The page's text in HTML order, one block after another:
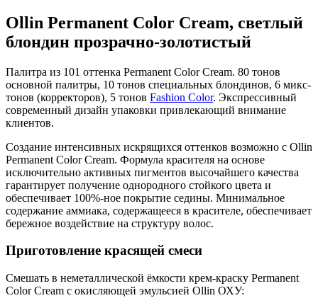
Ollin Permanent Color Cream, светлый
блондин прозрачно-золотистый
Палитра из 101 оттенка Permanent Color Cream. 80 тонов
основной палитры, 10 тонов специальных блондинов, 6 микс-
тонов (корректоров), 5 тонов Fashion Color. Экспрессивный
современный дизайн упаковки привлекающий внимание
клиентов.
Создание интенсивных искрящихся оттенков возможно с Ollin
Permanent Color Cream. Формула красителя на основе
исключительно активных пигментов высочайшего качества
гарантирует получение однородного стойкого цвета и
обеспечивает 100%-ное покрытие седины. Минимальное
содержание аммиака, содержащееся в красителе, обеспечивает
бережное воздействие на структуру волос.
Приготовление красящей смеси
Смешать в неметаллической ёмкости крем-краску Permanent
Color Cream с окисляющей эмульсией Ollin ОХУ: